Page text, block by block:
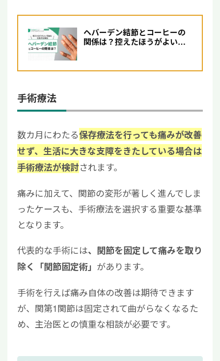
ヘバーデン結節とコーヒーの
関係は？控えたほうがよい理
手術療法
数カ月にわたる保存療法を行っても痛みが改善
せず、生活に大きな支障をきたしている場合は
手術療法が検討されます。
痛みに加えて、関節の変形が著しく進んでしま
ったケースも、手術療法を選択する重要な基準
となります。
代表的な手術には、関節を固定して痛みを取り
除く「関節固定術」 があります。
手術を行えば痛み自体の改善は期待できます
が、関第1関節は固定されて曲がらなくなるた
め、主治医との慎重な相談が必要です。